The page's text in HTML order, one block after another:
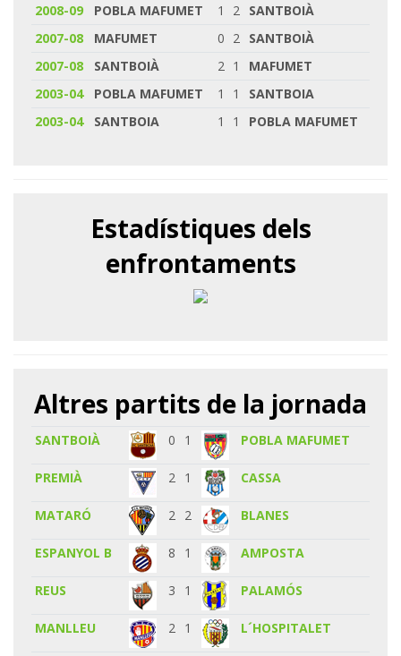
2008-09
POBLA MAFUMET 1 2 SANTBOIÀ
2007-08
MAFUMET 0 2 SANTBOIÀ
2007-08
SANTBOIÀ 2 1
MAFUMET
2003-04
POBLA MAFUMET 1 1
SANTBOIA
2003-04
SANTBOIA 1 1 POBLA MAFUMET
Estadístiques dels
enfrontaments
Altres partits de la jornada
SANTBOIÀ 0 1 POBLA MAFUMET
PREMIÀ 2 1 CASSA
MATARÓ 2 2 BLANES
ESPANYOL B 8 1 AMPOSTA
REUS 3 1 PALAMÓS
MANLLEU 2 1 L´HOSPITALET